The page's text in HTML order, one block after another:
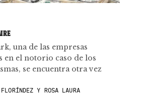
una de las empresas
en el notorio caso de los
se encuentra otra vez
Y ROSA LAURA